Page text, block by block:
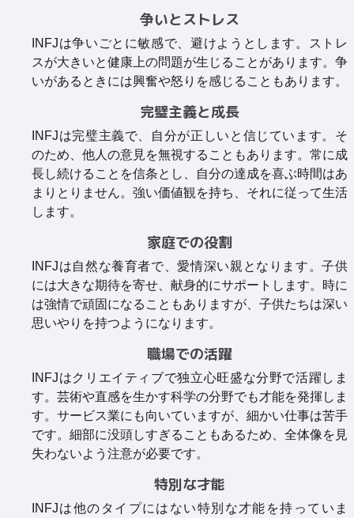
争いとストレス
INFJは争いごとに敏感で、避けようとします。ストレ
スが大きいと健康上の問題が生じることがあります。争
いがあるときには興奮や怒りを感じることもあります。
完璧主義と成長
INFJは完璧主義で、自分が正しいと信じています。そ
のため、他人の意見を無視することもあります。常に成
長し続けることを信条とし、自分の達成を喜ぶ時間はあ
まりとりません。強い価値観を持ち、それに従って生活
します。
家庭での役割
INFJは自然な養育者で、愛情深い親となります。子供
には大きな期待を寄せ、献身的にサポートします。時に
は強情で頑固になることもありますが、子供たちは深い
思いやりを持つようになります。
職場での活躍
INFJはクリエイティブで独立心旺盛な分野で活躍しま
す。芸術や直感を生かす科学の分野でも才能を発揮しま
す。サービス業にも向いていますが、細かい仕事は苦手
です。細部に没頭しすぎることもあるため、全体像を見
失わないよう注意が必要です。
特別な才能
INFJは他のタイプにはない特別な才能を持っていま